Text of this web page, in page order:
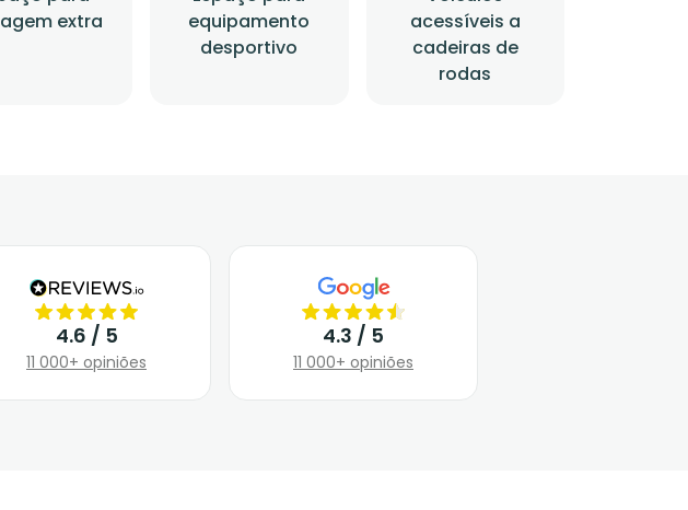
extra
equipamento
desportivo
acessíveis a
cadeiras de
rodas
4.6 / 5
11 000+ opiniões
4.3 / 5
11 000+ opiniões